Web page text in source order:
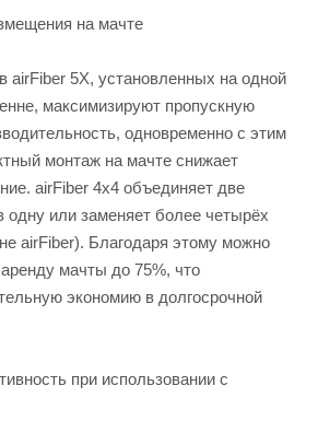
на мачте
airFiber 5X, установленных на одной
максимизируют пропускную
одновременно с этим
монтаж на мачте снижает
airFiber 4x4 объединяет две
одну или заменяет более четырёх
airFiber). Благодаря этому можно
мачты до 75%, что
экономию в долгосрочной
при использовании с